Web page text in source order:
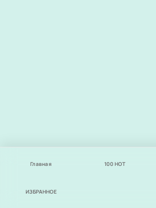
Главная 100 НОТ
ИЗБРАННОЕ